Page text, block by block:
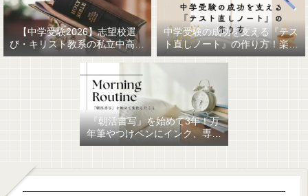
【中学受験2026】志望校選
び・キリスト教系の私立中高一
貫女子校を調べてみました
中学受験の成功を支える『テス
ト直しノート』の作り方！楽に
作るための最強おすすめ文房具
『朝活書写』を始めて3年！万
年筆やつけペンにインク、専用
ノート、毎日が充実していま